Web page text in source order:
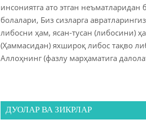
инсониятга ато этган
болалари, Биз сизларга
либосни ҳам, ясан-тусан (либосини)
(Ҳаммасидан) яхшироқ либос тақво
Аллоҳнинг (фазлу марҳаматига
ДУОЛАР ВА ЗИКРЛАР